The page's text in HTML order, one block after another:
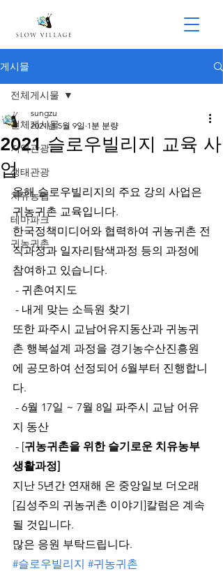
게시물
전체게시물
지역관광
생태관광
치유농업
테마파크
귀농귀촌
전체게시물
2021 슬로우빌리지 교육 사
업
sungzu
2021년 5월 9일 1분 분량
올해 슬로우빌리지의 주요 강의 사업은
귀농귀촌 교육입니다.
한국정책미디어와 협력하여 귀농귀촌 전
직과정과 일자리탐색과정 등의 과정에
참여하고 있습니다.
- 귀촌여지도
- 내게 맞는 소득원 찾기
또한 파주시 교남어유지동산과 귀농귀
촌 행복설계 과정을 경기농수산진흥원
에 공모하여 선정되어 6월부터 진행합니
다.
지 동산
- [귀농귀촌을 위한 슬기로운 치유농부
생활과정]
지난 5년간 연재해 온 중앙일보 더오래
[김성주의 귀농귀촌 이야기]칼럼은 계속
될 것입니다.
많은 응원 부탁드립니다.
#슬로우빌리지 #귀농귀촌